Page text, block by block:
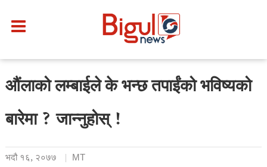
औंलाको लम्बाईले के भन्छ तपाईंको भविष्यको
बारेमा ? जान्नुहोस् !
भदौ १६, २०७७ MT